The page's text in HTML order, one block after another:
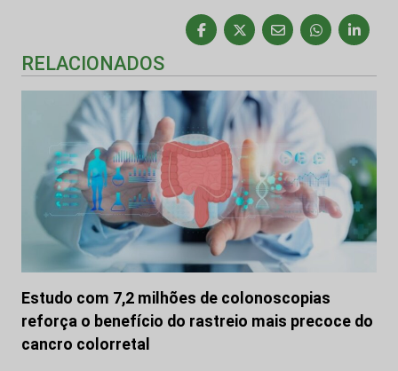
RELACIONADOS
Estudo com 7,2 milhões de colonoscopias
reforça o benefício do rastreio mais precoce do
cancro colorretal